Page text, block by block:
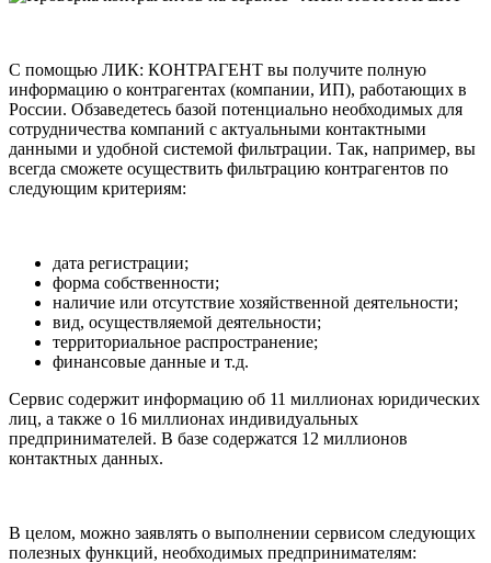
С помощью ЛИК: КОНТРАГЕНТ вы получите полную
информацию о контрагентах (компании, ИП), работающих в
России. Обзаведетесь базой потенциально необходимых для
сотрудничества компаний с актуальными контактными
данными и удобной системой фильтрации. Так, например, вы
всегда сможете осуществить фильтрацию контрагентов по
следующим критериям:
дата регистрации;
форма собственности;
наличие или отсутствие хозяйственной деятельности;
вид, осуществляемой деятельности;
территориальное распространение;
финансовые данные и т.д.
Сервис содержит информацию об 11 миллионах юридических
лиц, а также о 16 миллионах индивидуальных
предпринимателей. В базе содержатся 12 миллионов
контактных данных.
В целом, можно заявлять о выполнении сервисом следующих
полезных функций, необходимых предпринимателям: